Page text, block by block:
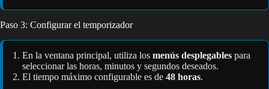
Paso 3: Configurar el temporizador
En la ventana principal, utiliza los menús desplegables para
seleccionar las horas, minutos y segundos deseados.
El tiempo máximo configurable es de 48 horas.